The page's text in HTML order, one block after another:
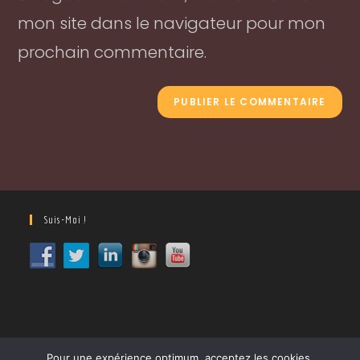
mon site dans le navigateur pour mon
prochain commentaire.
Suis-Moi !